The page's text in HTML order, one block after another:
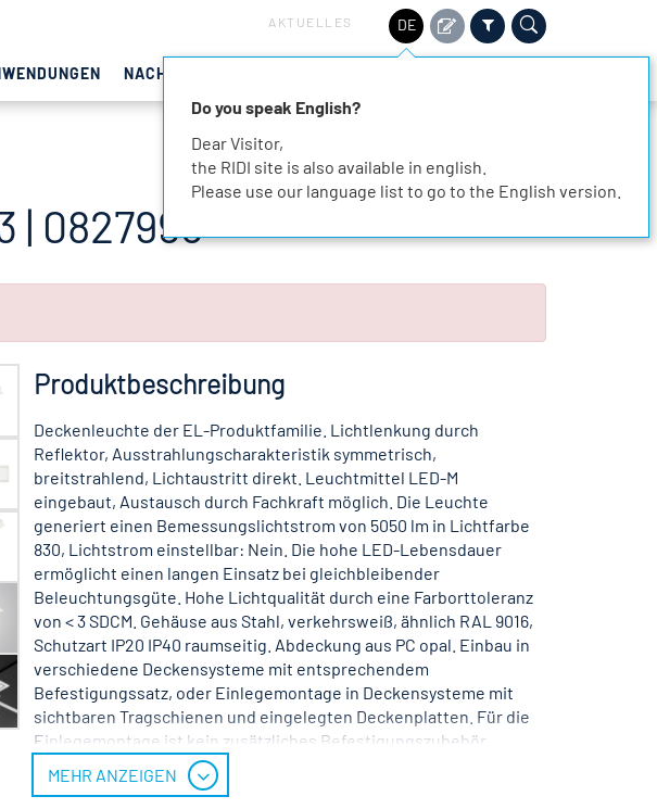
AKTUELLES DE
NACHHALTIGKEIT
| 0827995
Produktbeschreibung
Deckenleuchte der EL-Produktfamilie. Lichtlenkung durch
Reflektor, Ausstrahlungscharakteristik symmetrisch,
breitstrahlend, Lichtaustritt direkt. Leuchtmittel LED-M
eingebaut, Austausch durch Fachkraft möglich. Die Leuchte
generiert einen Bemessungslichtstrom von 5050 lm in Lichtfarbe
830, Lichtstrom einstellbar: Nein. Die hohe LED-Lebensdauer
ermöglicht einen langen Einsatz bei gleichbleibender
Beleuchtungsgüte. Hohe Lichtqualität durch eine Farborttoleranz
von < 3 SDCM. Gehäuse aus Stahl, verkehrsweiß, ähnlich RAL 9016,
Schutzart IP20 IP40 raumseitig. Abdeckung aus PC opal. Einbau in
verschiedene Deckensysteme mit entsprechendem
Befestigungssatz, oder Einlegemontage in Deckensysteme mit
sichtbaren Tragschienen und eingelegten Deckenplatten. Für die
Einlegemontage ist kein zusätzliches Befestigungszubehör
erforderlich. Mit elektronischem Betriebsgerät On/Off. Austausch
durch Fachkraft möglich. Nennspannung 220 - 240 V AC/DC 50 - 60
MEHR ANZEIGEN
Do you speak English?
Dear Visitor,
the RIDI site is also available in english.
Please use our language list to go to the English version.